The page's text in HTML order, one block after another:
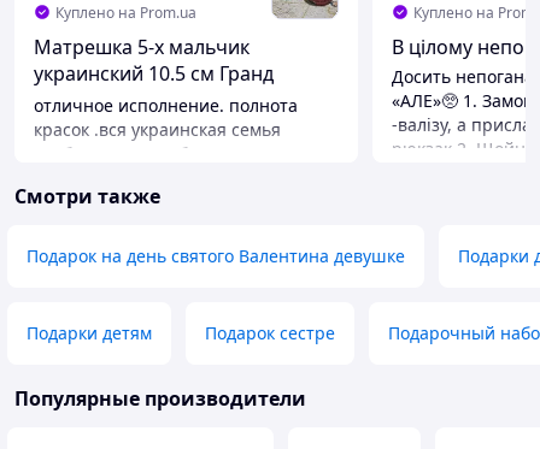
Куплено на Prom.ua
Матрешка 5-х мальчик
украинский 10.5 см Гранд
Презент М-15
отличное исполнение. полнота
красок .вся украинская семья
изображена с любовью. и подарок
Преимущества
Недостатки
Куплено на
В цілому
Досить непогана
«АЛЕ»🥺 1.
-валізу, а
рюкзак 2. Щойно
швидко це
доволі цікава
Смотри также
Подарок на день святого Валентина девушке Подарки
Подарки детям Подарок сестре Подарочный
Популярные производители